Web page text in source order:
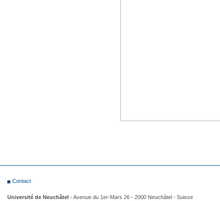
Contact
Université de Neuchâtel - Avenue du 1er-Mars 26 - 2000 Neuchâtel - Suisse